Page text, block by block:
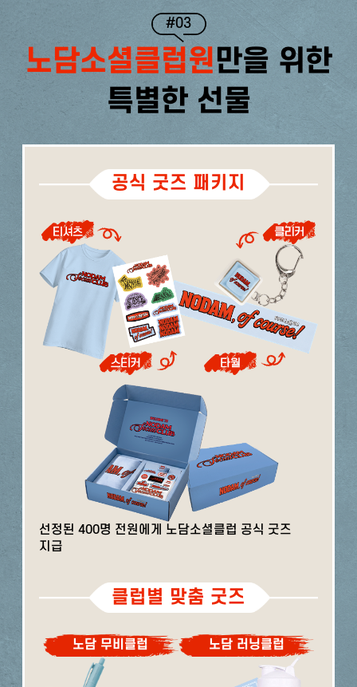
#03
노담소셜클럽원만을 위한
특별한 선물
공식 굿즈 패키지
선정된 400명 전원에게 노담소셜클럽 공식 굿즈
지급
클럽별 맞춤 굿즈
노담 무비클럽 노담 러닝클럽